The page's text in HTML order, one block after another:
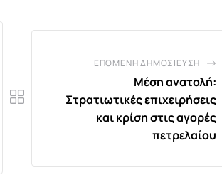
ΕΠΌΜΕΝΗ ΔΗΜΟΣΊΕΥΣΗ
Μέση ανατολή:
Στρατιωτικές επιχειρήσεις
και κρίση στις αγορές
πετρελαίου